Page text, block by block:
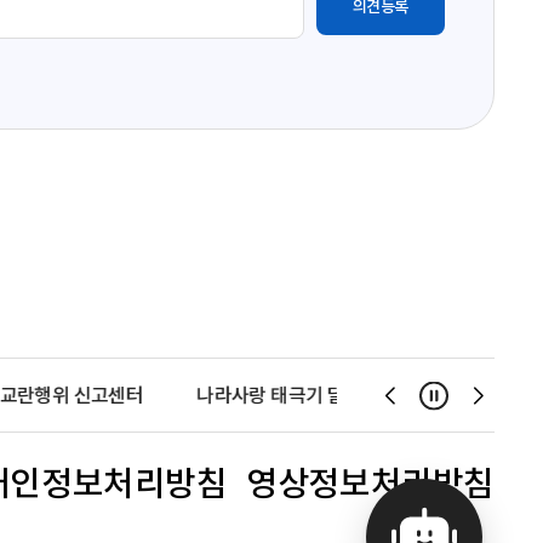
란행위 신고센터 나라사랑 태극기 달기 운동 천사운동
슬
라
이
드
이
슬
라
이
드
다
일시정지
인정보처리방침 영상정보처리방침